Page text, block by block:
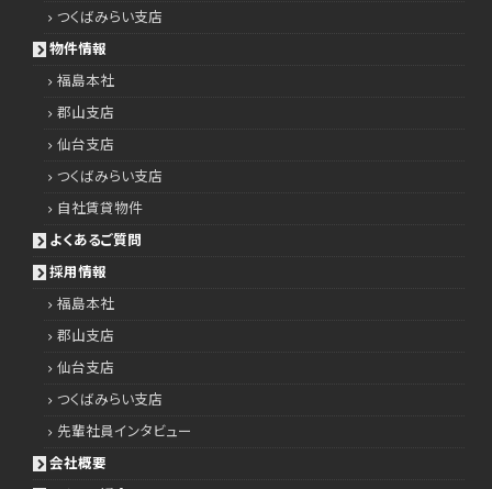
つくばみらい支店
物件情報
福島本社
郡山支店
仙台支店
つくばみらい支店
自社賃貸物件
よくあるご質問
採用情報
福島本社
郡山支店
仙台支店
つくばみらい支店
先輩社員インタビュー
会社概要